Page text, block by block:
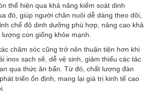
thể hiện qua khả năng kiểm soát dinh
đó, giúp người chăn nuôi dễ dàng theo dõi,
chế độ dinh dưỡng phù hợp, nâng cao khả
con giống khỏe mạnh.
chăm sóc cũng trở nên thuận tiện hơn khi
inox sạch sẽ, dễ vệ sinh, giảm thiểu các tác
qua thức ăn bẩn. Từ đó, chất lượng đàn
triển ổn định, mang lại giá trị kinh tế cao